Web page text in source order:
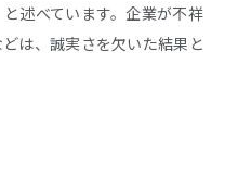
述べています。企業が不祥
は、誠実さを欠いた結果と